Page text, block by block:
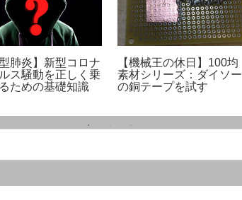
型肺炎】新型コロナ
ス騒動を正しく乗
ための基礎知識
【機械王の休日】100均
素材シリーズ：ダイソー
の銅テープを試す